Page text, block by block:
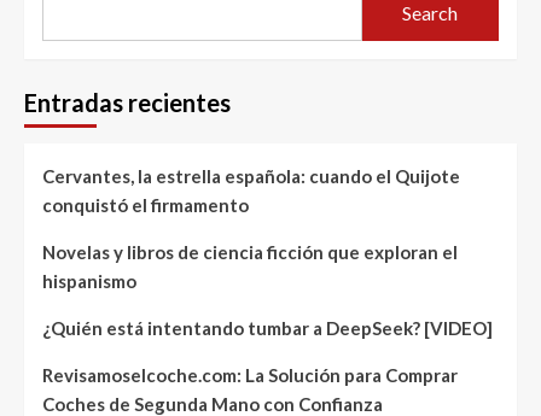
Search
Entradas recientes
Cervantes, la estrella española: cuando el Quijote
conquistó el firmamento
Novelas y libros de ciencia ficción que exploran el
hispanismo
¿Quién está intentando tumbar a DeepSeek? [VIDEO]
Revisamoselcoche.com: La Solución para Comprar
Coches de Segunda Mano con Confianza